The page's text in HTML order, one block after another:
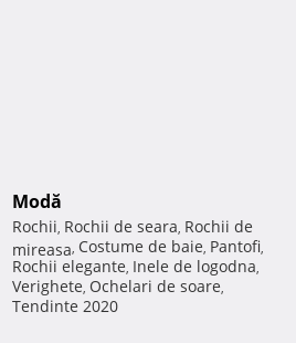
Modă
Rochii, Rochii de seara, Rochii de
mireasa, Costume de baie, Pantofi,
Rochii elegante, Inele de logodna,
Verighete, Ochelari de soare,
Tendinte 2020